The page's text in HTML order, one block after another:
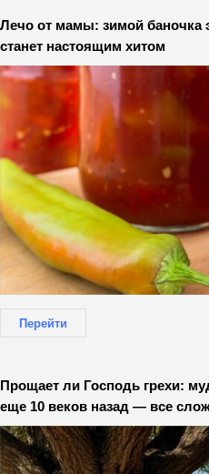
Лечо от мамы: зимой баночка
станет настоящим хитом
Перейти
Прощает ли Господь грехи:
еще 10 веков назад — все